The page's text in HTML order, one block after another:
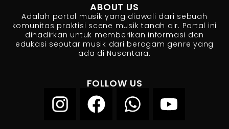
ABOUT US
Adalah portal musik yang diawali dari sebuah
komunitas praktisi scene musik tanah air. Portal ini
dihadirkan untuk memberikan informasi dan
edukasi seputar musik dari beragam genre yang
ada di Nusantara.
FOLLOW US